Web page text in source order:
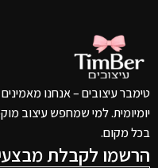
טימבר עיצובים – אנחנו
יומיומית. למי שמחפש עיצוב
בכל מקום.
הרשמו לקבלת